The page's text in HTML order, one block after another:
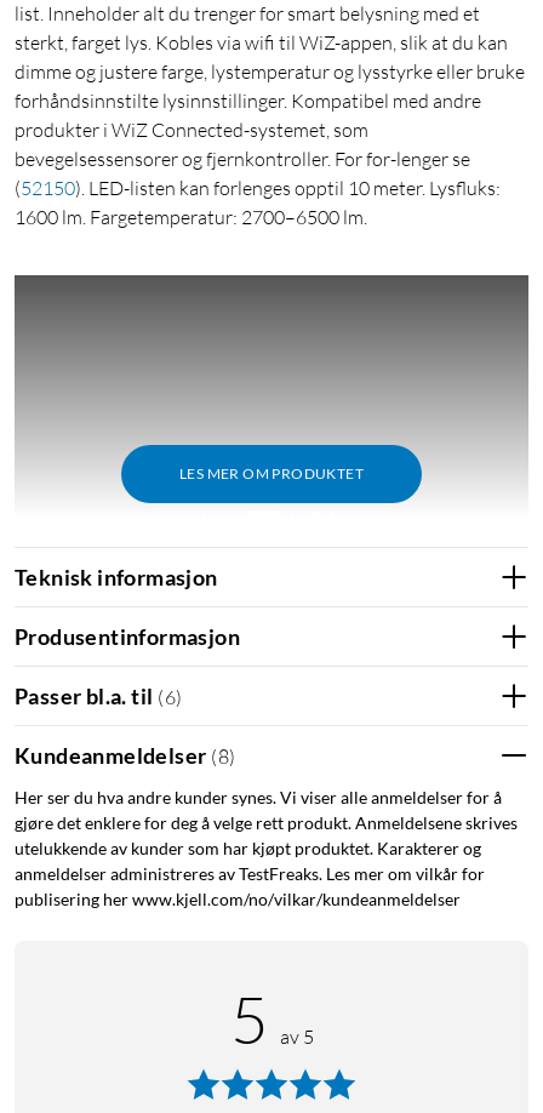
list. Inneholder alt du trenger for smart belysning med et
sterkt, farget lys. Kobles via wifi til WiZ-appen, slik at du kan
dimme og justere farge, lystemperatur og lysstyrke eller bruke
forhåndsinnstilte lysinnstillinger. Kompatibel med andre
produkter i WiZ Connected-systemet, som
bevegelsessensorer og fjernkontroller. For for-lenger se
(52150). LED-listen kan forlenges opptil 10 meter. Lysfluks:
1600 lm. Fargetemperatur: 2700–6500 lm.
LES MER OM PRODUKTET
Matter
I slutten av 2023 oppdateres WiZ-sortimentet med støtte for
Matter - en ny universell standard innen smarthjem. Matter
øker også kompatibiliteten mellom ulike merker og
standarder. Teksten vil også bli oppdatert når Matter blir
introdusert for Wiz-sortimentet.
WiZ Connected
Finner du en lysinnstilling som føles rett? Lagre den som en
snarvei, slik at du enkelt kan aktivere den på nytt senere.
Fleksibel lyslenke som er veldig enkel å installere
Teknisk informasjon
Produsentinformasjon
Passer bl.a. til (6)
Kundeanmeldelser (8)
Her ser du hva andre kunder synes. Vi viser alle anmeldelser for å
gjøre det enklere for deg å velge rett produkt. Anmeldelsene skrives
utelukkende av kunder som har kjøpt produktet. Karakterer og
anmeldelser administreres av TestFreaks. Les mer om vilkår for
publisering her www.kjell.com/no/vilkar/kundeanmeldelser
5 av 5